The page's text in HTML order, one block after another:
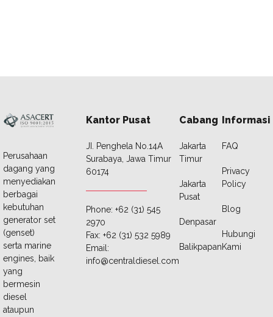
Perusahaan
dagang yang
menyediakan
berbagai
kebutuhan
generator set
(genset)
serta marine
engines, baik
yang
bermesin
diesel
ataupun
Kantor Pusat
JI. Penghela No.14A
Surabaya, Jawa Timur
60174
Phone: +62 (31) 545
2970
Fax: +62 (31) 532 5989
Email:
info@centraldiesel.com
Cabang
Jakarta
Timur
Jakarta
Pusat
Denpasar
Balikpapan
Informasi
FAQ
Privacy
Policy
Blog
Hubungi
Kami